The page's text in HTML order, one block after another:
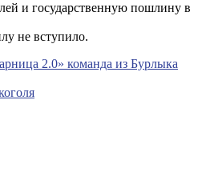
и государственную пошлину в
не вступило.
2.0» команда из Бурлыка